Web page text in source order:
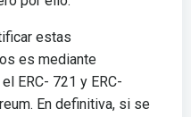
estas
es mediante
ERC- 721 y ERC-
En definitiva, si se